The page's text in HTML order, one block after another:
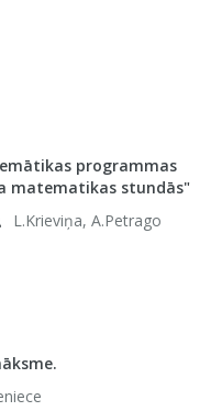
programmas
matematikas stundās"
L.Krieviņa, A.Petrago